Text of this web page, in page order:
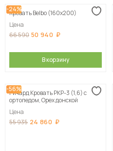
-24%
Кровать Belbo (160х200)
Цена
66 590 50 940
В корзину
-56%
Ричард Кровать РКР-3 (1,6) с
ортопедом, Орех донской
Цена
55 935 24 860